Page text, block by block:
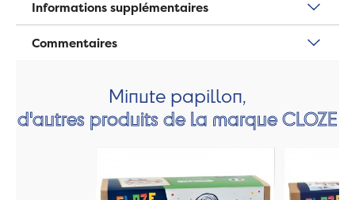
Informations supplémentaires
Commentaires
Minute papillon,
d'autres produits de la marque CLOZE